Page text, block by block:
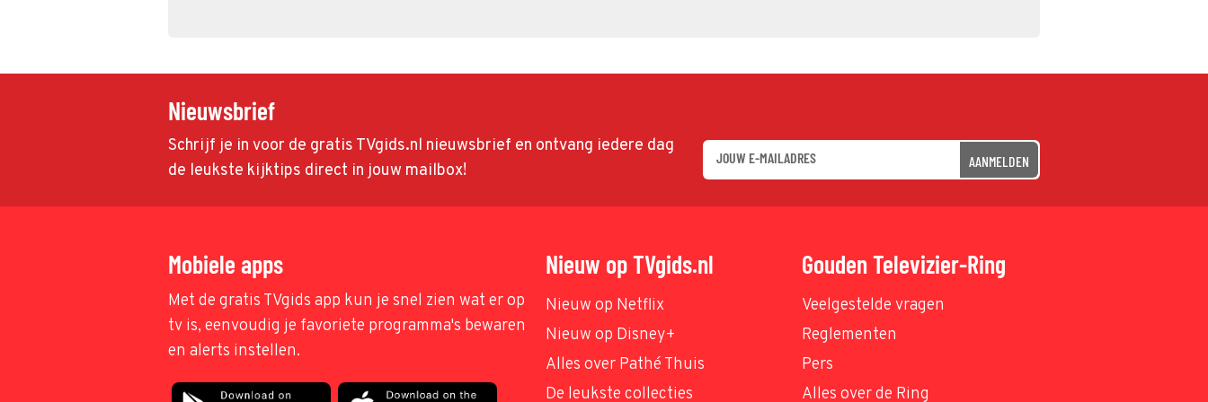
Nieuwsbrief
Schrijf je in voor de gratis TVgids.nl nieuwsbrief en ontvang iedere dag
de leukste kijktips direct in jouw mailbox!
AANMELDEN
Mobiele apps
Met de gratis TVgids app kun je snel zien wat er op
tv is, eenvoudig je favoriete programma's bewaren
en alerts instellen.
Nieuw op TVgids.nl
Nieuw op Netflix
Nieuw op Disney+
Alles over Pathé Thuis
De leukste collecties
Gouden Televizier-Ring
Veelgestelde vragen
Reglementen
Pers
Alles over de Ring